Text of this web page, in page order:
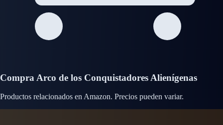
Compra Arco de los Conquistadores Alienígenas
Productos relacionados en Amazon. Precios pueden variar.